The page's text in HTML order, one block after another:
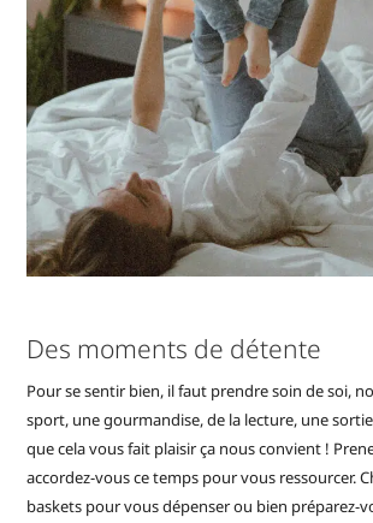
Des moments de détente
Pour se sentir bien, il faut prendre soin de soi,
sport, une gourmandise, de la lecture, une
que cela vous fait plaisir ça nous convient !
accordez-vous ce temps pour vous ressourcer.
baskets pour vous dépenser ou bien préparez-